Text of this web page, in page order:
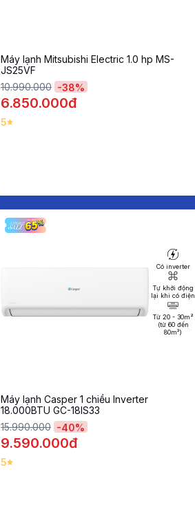
Máy lạnh Mitsubishi Electric 1.0 hp MS-
JS25VF
10.990.000 -38%
6.850.000đ
5
Có inverter
Tự khởi động
lại khi có điện
Từ 20 - 30m²
(từ 60 đến
80m³)
Máy lạnh Casper 1 chiều Inverter
18.000BTU GC-18IS33
15.990.000 -40%
9.590.000đ
5